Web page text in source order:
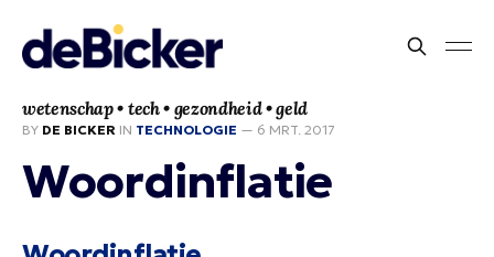
wetenschap • tech • gezondheid • geld
BY DE BICKER IN TECHNOLOGIE — 6 MRT. 2017
Woordinflatie